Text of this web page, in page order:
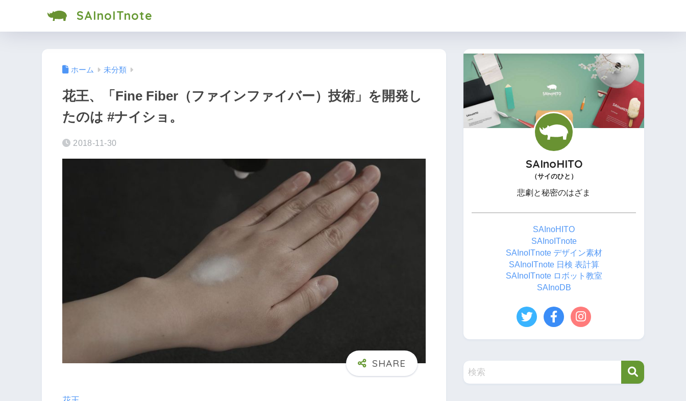
SAInoITnote
ホーム 未分類
花王、「Fine Fiber（ファインファイバー）技術」を開発し
たのは #ナイショ。
2018-11-30
SAInoHITO
（サイのひと）
悲劇と秘密のはざま
SAInoHITO
SAInoITnote
SAInoITnote デザイン素材
SAInoITnote 日検 表計算
SAInoITnote ロボット教室
SAInoDB